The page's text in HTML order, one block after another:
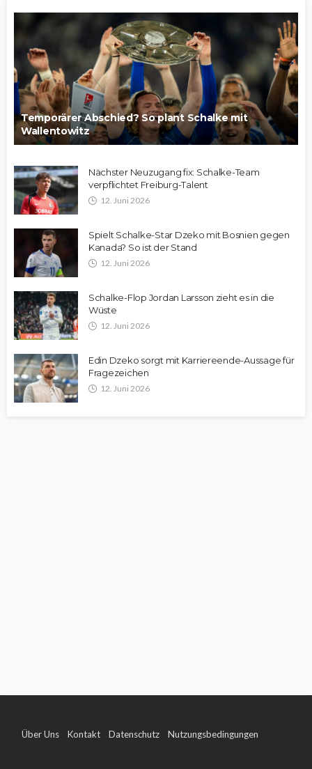
Temporärer Abschied? So plant Schalke mit
Wallentowitz
Nächster Neuzugang fix: Schalke-Team
verpflichtet Freiburg-Talent
12. Juni 2026
Spielt Schalke-Star Dzeko mit Bosnien gegen
Kanada? So ist der Stand
12. Juni 2026
Schalke-Flop Jordan Larsson zieht es in die
Wüste
12. Juni 2026
Edin Dzeko sorgt mit Karriereende-Aussage für
Fragezeichen
12. Juni 2026
Über Uns Kontakt Datenschutz Nutzungsbedingungen